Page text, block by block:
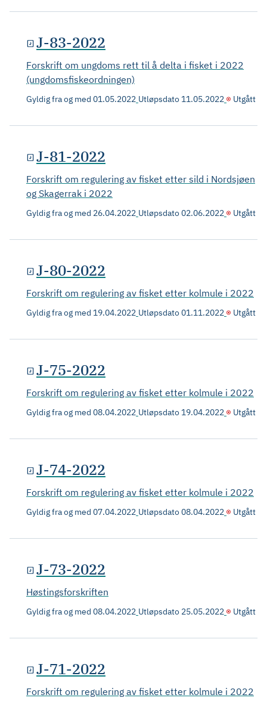
J-83-2022
Forskrift om ungdoms rett til å delta i fisket i 2022
(ungdomsfiskeordningen)
Gyldig fra og med 01.05.2022 Utløpsdato 11.05.2022 Utgått
J-81-2022
Forskrift om regulering av fisket etter sild i Nordsjøen
og Skagerrak i 2022
Gyldig fra og med 26.04.2022 Utløpsdato02.06.2022 Utgått
J-80-2022
Forskrift om regulering av fisket etter kolmule i 2022
Gyldig fra og med 19.04.2022 Utløpsdato01.11.2022 Utgått
J-75-2022
Forskrift om regulering av fisket etter kolmule i 2022
Gyldig fra og med 08.04.2022 Utløpsdato 19.04.2022 Utgått
J-74-2022
Forskrift om regulering av fisket etter kolmule i 2022
Gyldig fra og med 07.04.2022 Utløpsdato08.04.2022 Utgått
J-73-2022
Høstingsforskriften
Gyldig fra og med 08.04.2022 Utløpsdato 25.05.2022 Utgått
J-71-2022
Forskrift om regulering av fisket etter kolmule i 2022